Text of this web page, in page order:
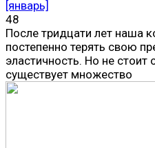
[январь]
48
После тридцати лет наша
постепенно терять свою
эластичность. Но не стоит
существует множество